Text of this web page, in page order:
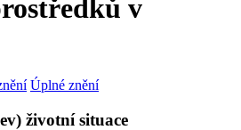
v
Úplné znění
životní situace